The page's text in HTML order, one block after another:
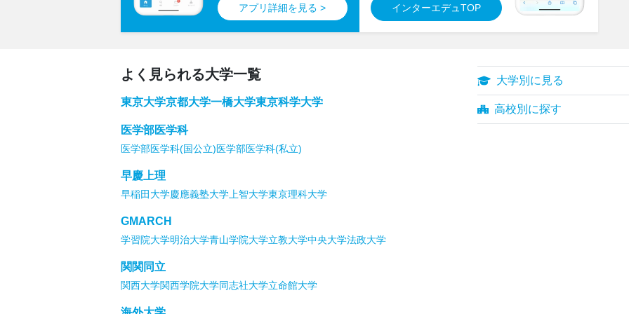
アプリ詳細を見る > インターエデュTOP
よく見られる大学一覧
東京大学京都大学一橋大学東京科学大学
医学部医学科
医学部医学科(国公立)医学部医学科(私立)
早慶上理
早稲田大学慶應義塾大学 上智大学東京理科大学
GMARCH
学習院大学明治大学青山学院大学立教大学中央大学法政大学
関関同立
関西大学関西学院大学同志社大学立命館大学
大学別に見る
高校別に探す